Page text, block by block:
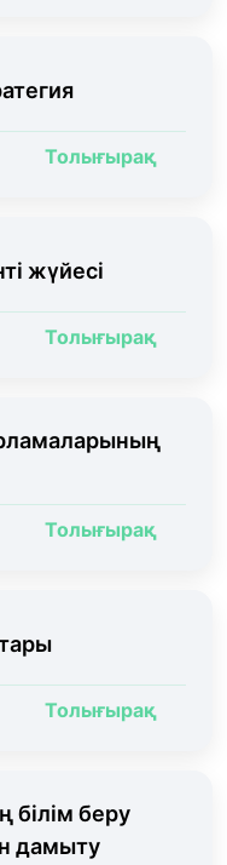
Толығырақ
жүйесі
Толығырақ
Толығырақ
Толығырақ
білім беру
дамыту